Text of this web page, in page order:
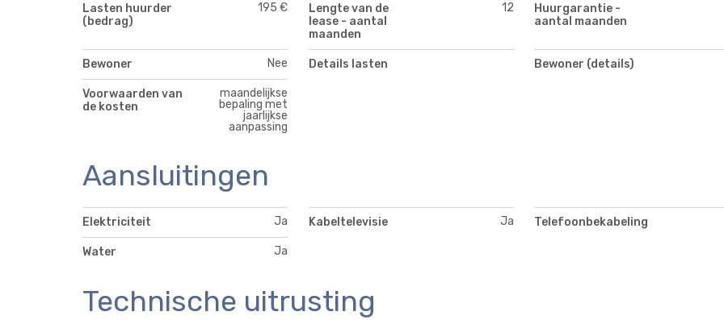
Lasten huurder
(bedrag)
195 €
Lengte van de
lease - aantal
maanden
12
Huurgarantie -
aantal maanden
Bewoner Nee Details lasten Bewoner (details)
Voorwaarden van
de kosten
maandelijkse
bepaling met
jaarlijkse
aanpassing
Aansluitingen
Elektriciteit Ja Kabeltelevisie Ja Telefoonbekabeling
Water Ja
Technische uitrusting